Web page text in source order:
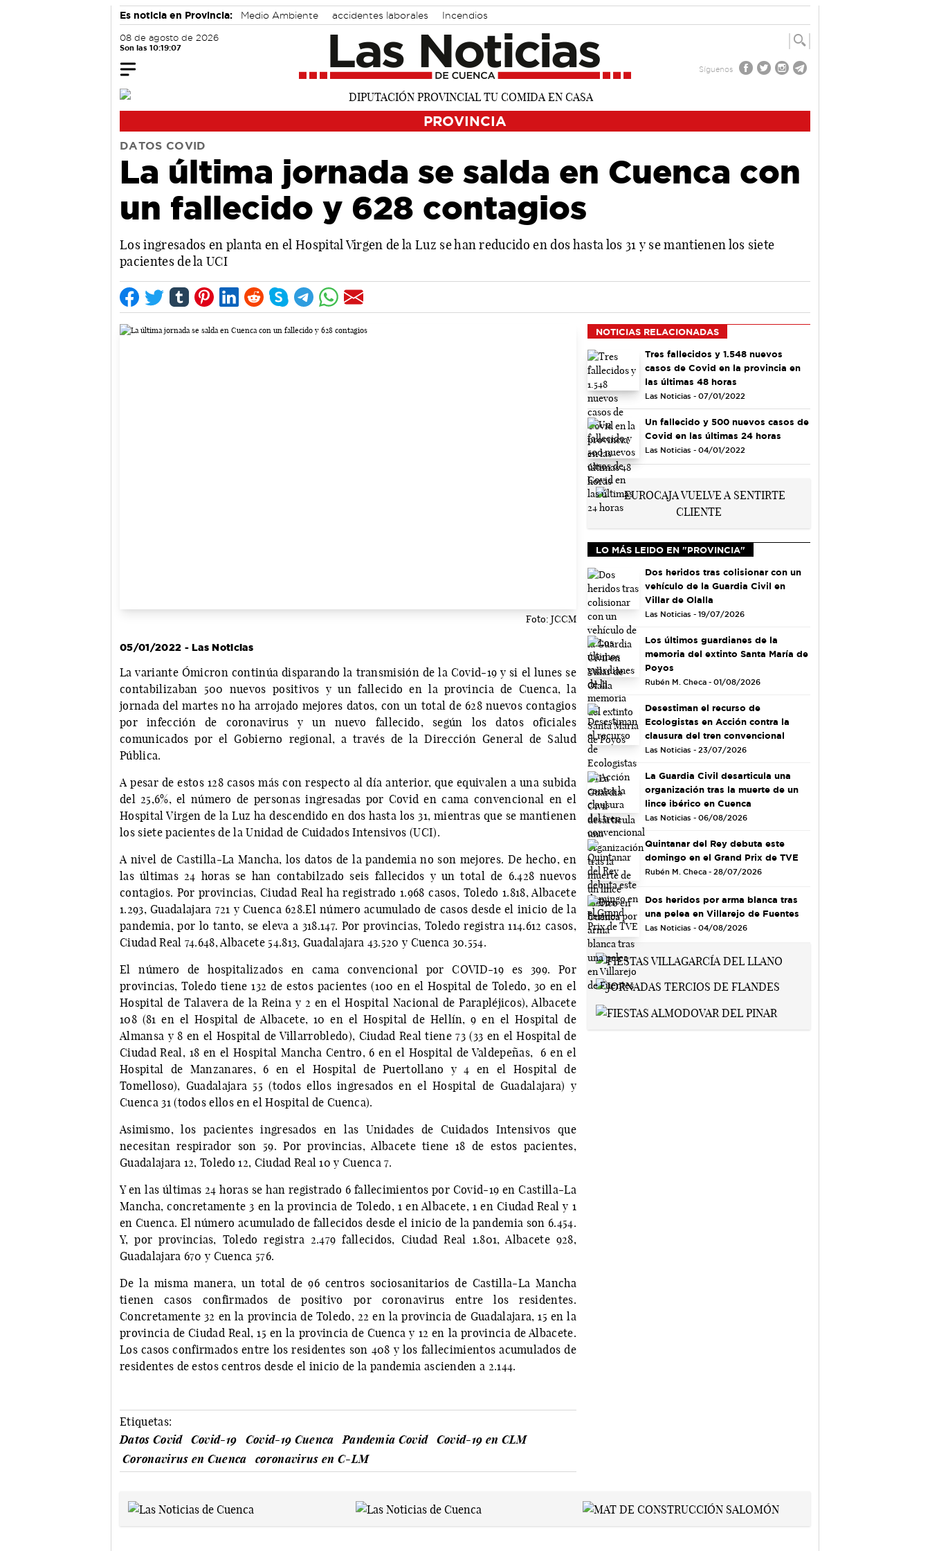
Es noticia en Provincia: Medio Ambiente accidentes laborales Incendios
08 de agosto de 2026
Son las 10:19:08
Síguenos
PROVINCIA
DATOS COVID
La última jornada se salda en Cuenca con
un fallecido y 628 contagios
Los ingresados en planta en el Hospital Virgen de la Luz se han reducido en dos hasta los 31 y se mantienen los siete
pacientes de la UCI
Foto: JCCM
05/01/2022 - Las Noticias
La variante Ómicron continúa disparando la transmisión de la Covid-19 y si el lunes se
contabilizaban 500 nuevos positivos y un fallecido en la provincia de Cuenca, la
jornada del martes no ha arrojado mejores datos, con un total de 628 nuevos contagios
por infección de coronavirus y un nuevo fallecido, según los datos oficiales
comunicados por el Gobierno regional, a través de la Dirección General de Salud
Pública.
A pesar de estos 128 casos más con respecto al día anterior, que equivalen a una subida
del 25,6%, el número de personas ingresadas por Covid en cama convencional en el
Hospital Virgen de la Luz ha descendido en dos hasta los 31, mientras que se mantienen
los siete pacientes de la Unidad de Cuidados Intensivos (UCI).
A nivel de Castilla-La Mancha, los datos de la pandemia no son mejores. De hecho, en
las últimas 24 horas se han contabilzado seis fallecidos y un total de 6.428 nuevos
contagios. Por provincias, Ciudad Real ha registrado 1.968 casos, Toledo 1.818, Albacete
1.293, Guadalajara 721 y Cuenca 628.El número acumulado de casos desde el inicio de la
pandemia, por lo tanto, se eleva a 318.147. Por provincias, Toledo registra 114.612 casos,
Ciudad Real 74.648, Albacete 54.813, Guadalajara 43.520 y Cuenca 30.554.
El número de hospitalizados en cama convencional por COVID-19 es 399. Por
provincias, Toledo tiene 132 de estos pacientes (100 en el Hospital de Toledo, 30 en el
Hospital de Talavera de la Reina y 2 en el Hospital Nacional de Parapléjicos), Albacete
108 (81 en el Hospital de Albacete, 10 en el Hospital de Hellín, 9 en el Hospital de
Almansa y 8 en el Hospital de Villarrobledo), Ciudad Real tiene 73 (33 en el Hospital de
Ciudad Real, 18 en el Hospital Mancha Centro, 6 en el Hospital de Valdepeñas, 6 en el
Hospital de Manzanares, 6 en el Hospital de Puertollano y 4 en el Hospital de
Tomelloso), Guadalajara 55 (todos ellos ingresados en el Hospital de Guadalajara) y
Cuenca 31 (todos ellos en el Hospital de Cuenca).
Asimismo, los pacientes ingresados en las Unidades de Cuidados Intensivos que
necesitan respirador son 59. Por provincias, Albacete tiene 18 de estos pacientes,
Guadalajara 12, Toledo 12, Ciudad Real 10 y Cuenca 7.
Y en las últimas 24 horas se han registrado 6 fallecimientos por Covid-19 en Castilla-La
Mancha, concretamente 3 en la provincia de Toledo, 1 en Albacete, 1 en Ciudad Real y 1
en Cuenca. El número acumulado de fallecidos desde el inicio de la pandemia son 6.454.
Y, por provincias, Toledo registra 2.479 fallecidos, Ciudad Real 1.801, Albacete 928,
Guadalajara 670 y Cuenca 576.
De la misma manera, un total de 96 centros sociosanitarios de Castilla-La Mancha
tienen casos confirmados de positivo por coronavirus entre los residentes.
Concretamente 32 en la provincia de Toledo, 22 en la provincia de Guadalajara, 15 en la
provincia de Ciudad Real, 15 en la provincia de Cuenca y 12 en la provincia de Albacete.
Los casos confirmados entre los residentes son 408 y los fallecimientos acumulados de
residentes de estos centros desde el inicio de la pandemia ascienden a 2.144.
Etiquetas:
Datos Covid
Covid-19 Covid-19 Cuenca Pandemia Covid
Covid-19 en CLM
Coronavirus en Cuenca
coronavirus en C-LM
NOTICIAS RELACIONADAS
Tres fallecidos y 1.548 nuevos
casos de Covid en la provincia en
las últimas 48 horas
Las Noticias - 07/01/2022
Un fallecido y 500 nuevos casos de
Covid en las últimas 24 horas
Las Noticias - 04/01/2022
LO MÁS LEIDO EN "PROVINCIA"
Dos heridos tras colisionar con un
vehículo de la Guardia Civil en
Villar de Olalla
Las Noticias - 19/07/2026
Los últimos guardianes de la
memoria del extinto Santa María de
Poyos
Rubén M. Checa - 01/08/2026
Desestiman el recurso de
Ecologistas en Acción contra la
clausura del tren convencional
Las Noticias - 23/07/2026
La Guardia Civil desarticula una
organización tras la muerte de un
lince ibérico en Cuenca
Las Noticias - 06/08/2026
Quintanar del Rey debuta este
domingo en el Grand Prix de TVE
Rubén M. Checa - 28/07/2026
Dos heridos por arma blanca tras
una pelea en Villarejo de Fuentes
Las Noticias - 04/08/2026